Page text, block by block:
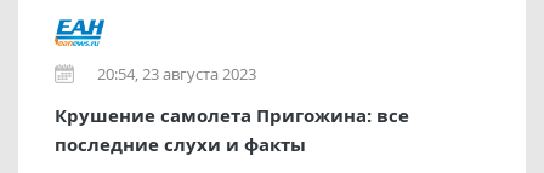
20:54, 23 августа 2023
Крушение самолета Пригожина: все
последние слухи и факты